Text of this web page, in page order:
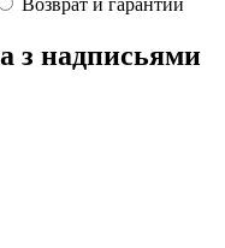
Возврат и гарантии
з надписьями